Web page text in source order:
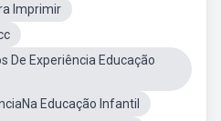
Imprimir
De Experiência Educação
Educação Infantil